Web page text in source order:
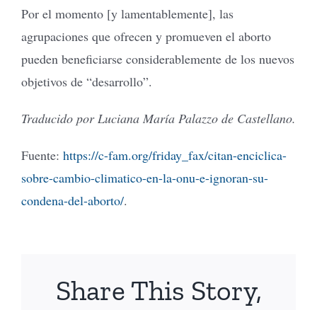
Por el momento [y lamentablemente], las
agrupaciones que ofrecen y promueven el aborto
pueden beneficiarse considerablemente de los nuevos
objetivos de “desarrollo”.
Traducido por Luciana María Palazzo de Castellano.
Fuente: https://c-fam.org/friday_fax/citan-enciclica-
sobre-cambio-climatico-en-la-onu-e-ignoran-su-
condena-del-aborto/.
Share This Story,